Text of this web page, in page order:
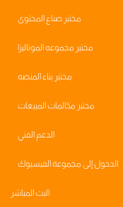
مختبر صناع المحتوى
مختبر مجموعه الموناليزا
مختبر بناء المنصه
مختبر مكالمات المبيعات
الدعم الفني
الدخول إلى مجموعة الفيسبوك
البث المباشر